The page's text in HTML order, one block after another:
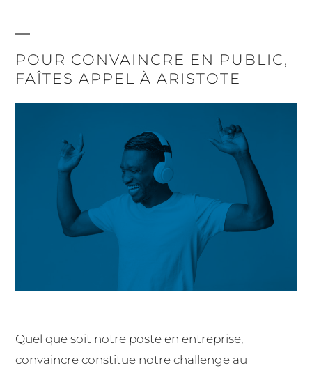
POUR CONVAINCRE EN PUBLIC,
FAÎTES APPEL À ARISTOTE
Quel que soit notre poste en entreprise,
convaincre constitue notre challenge au